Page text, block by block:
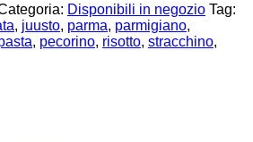
Disponibili in negozio Tag:
, juusto, parma, parmigiano,
, pecorino, risotto, stracchino,